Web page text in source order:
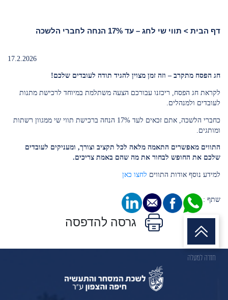
דף הבית > תווי שי לחג – עד 17% הנחה לחברי הלשכה
17.2.2026
חג הפסח מתקרב – וזה זמן מצוין להגיד תודה לעובדים שלכם!
לקראת חג הפסח, ריכזנו עבורכם הצעה משתלמת במיוחד לרכישת מתנות
לעובדים ולמנהלים.
כחברי הלשכה, אתם זכאים לעד 17% הנחה ברכישת תווי שי ממגוון רשתות
ומותגים.
התווים מאפשרים התאמה מלאה לכל תקציב וצורך, ומעניקים לעובדים
שלכם את החופש לבחור את מה שהם באמת צריכים.
למידע נוסף אודות התווים לחצו כאן
שתף :
גרסה להדפסה
חזרה למעלה